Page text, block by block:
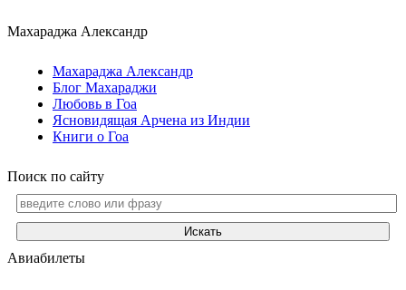
Махараджа Александр
Махараджа Александр
Блог Махараджи
Любовь в Гоа
Ясновидящая Арчена из Индии
Книги о Гоа
Поиск по сайту
Искать
Авиабилеты